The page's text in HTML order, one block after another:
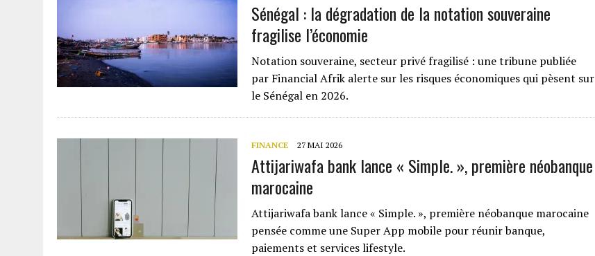
Sénégal : la dégradation de la notation souveraine
fragilise l’économie
Notation souveraine, secteur privé fragilisé : une tribune publiée
par Financial Afrik alerte sur les risques économiques qui pèsent sur
le Sénégal en 2026.
FINANCE 27 MAI 2026
Attijariwafa bank lance « Simple. », première néobanque
marocaine
Attijariwafa bank lance « Simple. », première néobanque marocaine
pensée comme une Super App mobile pour réunir banque,
paiements et services lifestyle.